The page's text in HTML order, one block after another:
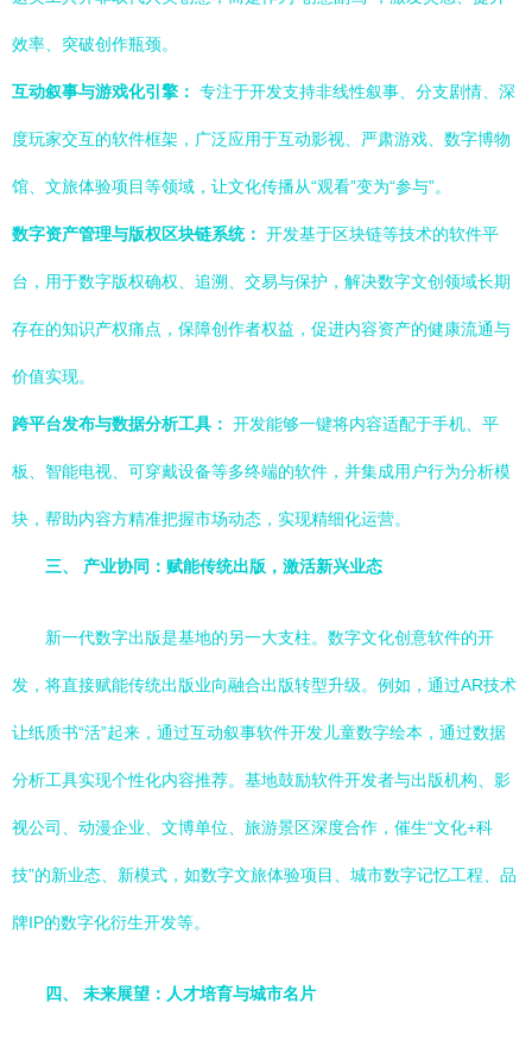
效率、突破创作瓶颈。
互动叙事与游戏化引擎： 专注于开发支持非线性叙事、分支剧情、深
度玩家交互的软件框架，广泛应用于互动影视、严肃游戏、数字博物
馆、文旅体验项目等领域，让文化传播从“观看”变为“参与”。
数字资产管理与版权区块链系统： 开发基于区块链等技术的软件平
台，用于数字版权确权、追溯、交易与保护，解决数字文创领域长期
存在的知识产权痛点，保障创作者权益，促进内容资产的健康流通与
价值实现。
跨平台发布与数据分析工具： 开发能够一键将内容适配于手机、平
板、智能电视、可穿戴设备等多终端的软件，并集成用户行为分析模
块，帮助内容方精准把握市场动态，实现精细化运营。
三、 产业协同：赋能传统出版，激活新兴业态
新一代数字出版是基地的另一大支柱。数字文化创意软件的开
发，将直接赋能传统出版业向融合出版转型升级。例如，通过AR技术
让纸质书“活”起来，通过互动叙事软件开发儿童数字绘本，通过数据
分析工具实现个性化内容推荐。基地鼓励软件开发者与出版机构、影
视公司、动漫企业、文博单位、旅游景区深度合作，催生“文化+科
技”的新业态、新模式，如数字文旅体验项目、城市数字记忆工程、品
牌IP的数字化衍生开发等。
四、 未来展望：人才培育与城市名片